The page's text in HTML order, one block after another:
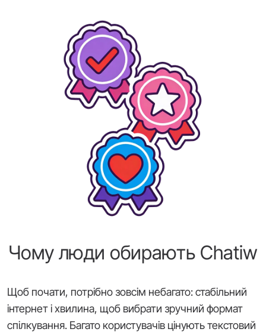
Чому люди обирають Chatiw
Щоб почати, потрібно зовсім небагато: стабільний
інтернет і хвилина, щоб вибрати зручний формат
спілкування. Багато користувачів цінують текстовий